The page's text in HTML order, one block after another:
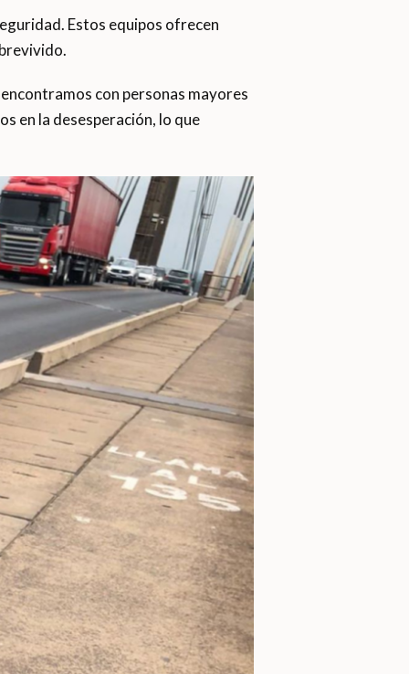
Estos equipos ofrecen
con personas mayores
en la desesperación, lo que